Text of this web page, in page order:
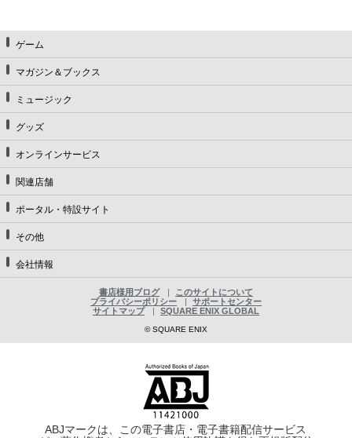
ゲーム
マガジン＆ブックス
ミュージック
グッズ
オンラインサービス
関連店舗
ポータル・特設サイト
その他
会社情報
書店様用ブログ
このサイトについて
プライバシーポリシー
サポートセンター
サイトマップ
SQUARE ENIX GLOBAL
© SQUARE ENIX
ABJマークは、この電子書店・電子書籍配信サービス